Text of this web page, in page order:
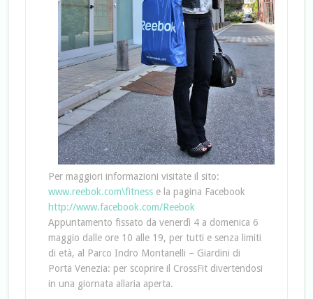
Per maggiori informazioni visitate il sito:
www.reebok.com\fitnesse la pagina Facebook
http://www.facebook.com/Reebok
Appuntamento fissato da venerdì 4 a domenica 6
maggio dalle ore 10 alle 19, per tutti e senza limiti
di età, al Parco Indro Montanelli – Giardini di
Porta Venezia: per scoprire il CrossFit divertendosi
in una giornata allaria aperta.